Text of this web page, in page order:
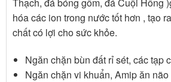
Thạch, đá bóng gốm, đá Cuội Hồng
hóa các ion trong nước tốt hơn , tạo
chất có lợi cho sức khỏe.
Ngăn chặn bùn đất rỉ sét, các tạp
Ngăn chặn vi khuẩn, Amip ăn